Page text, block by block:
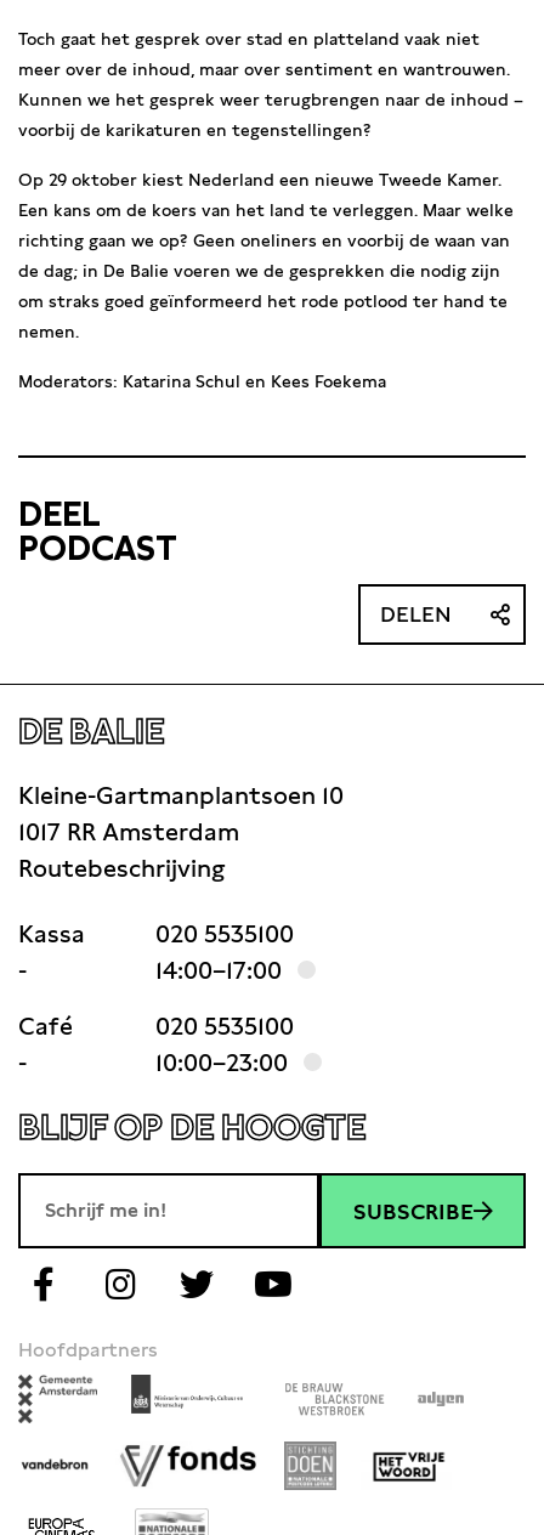
Toch gaat het gesprek over stad en platteland vaak niet
meer over de inhoud, maar over sentiment en wantrouwen.
Kunnen we het gesprek weer terugbrengen naar de inhoud –
voorbij de karikaturen en tegenstellingen?
Op 29 oktober kiest Nederland een nieuwe Tweede Kamer.
Een kans om de koers van het land te verleggen. Maar welke
richting gaan we op? Geen oneliners en voorbij de waan van
de dag; in De Balie voeren we de gesprekken die nodig zijn
om straks goed geïnformeerd het rode potlood ter hand te
nemen.
Moderators: Katarina Schul en Kees Foekema
DEEL
PODCAST
DELEN
DE BALIE
Kleine-Gartmanplantsoen 10
1017 RR Amsterdam
Routebeschrijving
Kassa
020 5535100
-
14:00–17:00
Café
020 5535100
-
10:00–23:00
BLIJF OP DE HOOGTE
SUBSCRIBE
Hoofdpartners